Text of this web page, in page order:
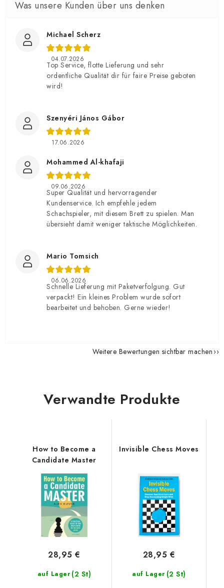
Michael Scherz
04.07.2026
Top Service, flotte Lieferung und sehr
ordentliche Qualität dir für faire Preise geboten
wird!
Szenyéri János Gábor
17.06.2026
Mohammed Al-khafaji
09.06.2026
Super Qualität und hervorragender
Kundenservice. Ich empfehle jedem
Schachspieler, mit diesem Brett zu spielen. Man
übersieht damit weniger taktische Möglichkeiten.
Mario Tomsich
06.06.2026
Schnelle Lieferung mit Paketverfolgung. Gut
verpackt! Ein kleines Problem wurde sofort
bearbeitet und behoben. Gerne wieder!
Weitere Bewertungen sichtbar machen
Verwandte Produkte
How to Become a
Candidate Master
auf Lager (2 St)
28,95 €
Invisible Chess Moves
auf Lager (2 St)
28,95 €